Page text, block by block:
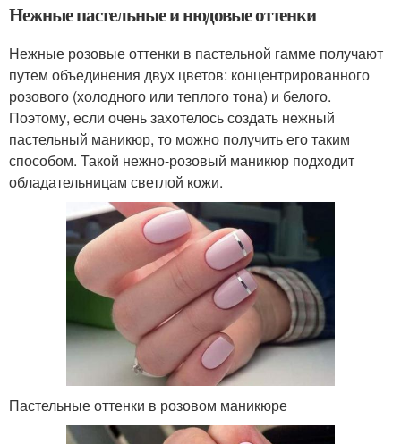
Нежные пастельные и нюдовые оттенки
Нежные розовые оттенки в пастельной гамме получают
путем объединения двух цветов: концентрированного
розового (холодного или теплого тона) и белого.
Поэтому, если очень захотелось создать нежный
пастельный маникюр, то можно получить его таким
способом. Такой нежно-розовый маникюр подходит
обладательницам светлой кожи.
Пастельные оттенки в розовом маникюре